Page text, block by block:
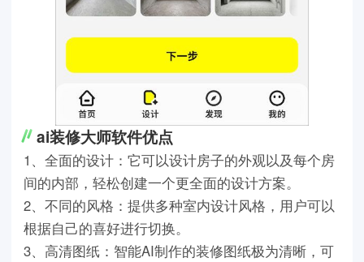
ai装修大师软件优点
1、全面的设计：它可以设计房子的外观以及每个房
间的内部，轻松创建一个更全面的设计方案。
2、不同的风格：提供多种室内设计风格，用户可以
根据自己的喜好进行切换。
3、高清图纸：智能AI制作的装修图纸极为清晰，可